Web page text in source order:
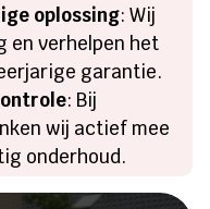
oplossing: Wij
en verhelpen het
garantie.
: Bij
wij actief mee
onderhoud.